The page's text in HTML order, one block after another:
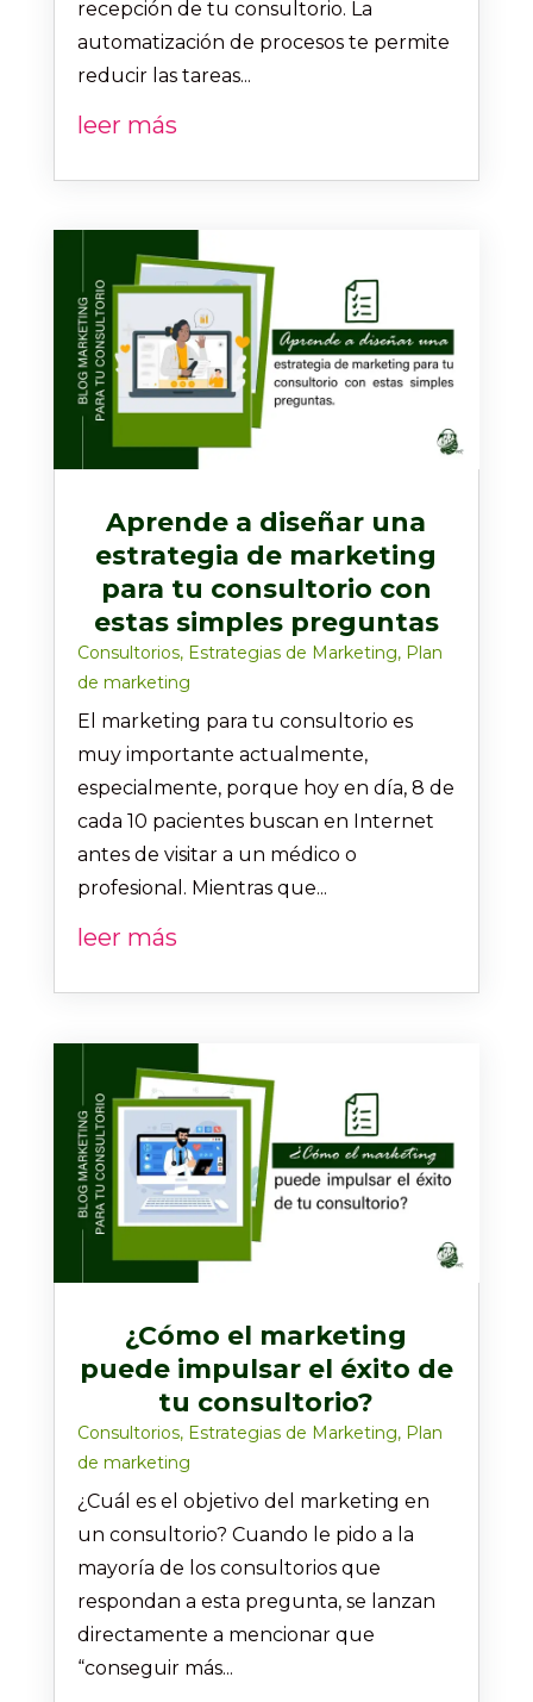
recepción de tu consultorio. La
automatización de procesos te permite
reducir las tareas...
leer más
Aprende a diseñar una
estrategia de marketing
para tu consultorio con
estas simples preguntas
Consultorios, Estrategias de Marketing, Plan
de marketing
El marketing para tu consultorio es
muy importante actualmente,
especialmente, porque hoy en día, 8 de
cada 10 pacientes buscan en Internet
antes de visitar a un médico o
profesional. Mientras que...
leer más
¿Cómo el marketing
puede impulsar el éxito de
tu consultorio?
Consultorios, Estrategias de Marketing, Plan
de marketing
¿Cuál es el objetivo del marketing en
un consultorio? Cuando le pido a la
mayoría de los consultorios que
respondan a esta pregunta, se lanzan
directamente a mencionar que
“conseguir más...